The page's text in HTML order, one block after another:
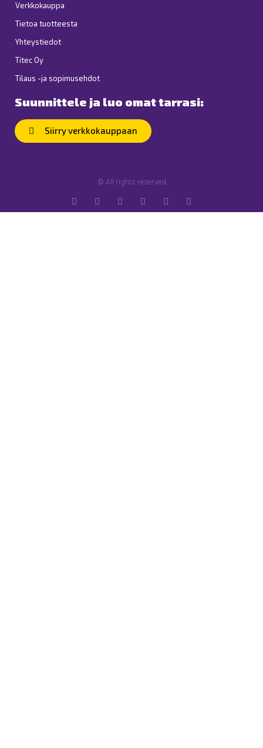
Verkkokauppa
Tietoa tuotteesta
Yhteystiedot
Titec Oy
Tilaus -ja sopimusehdot
Suunnittele ja luo omat tarrasi:
Siirry verkkokauppaan
© All rights reserved